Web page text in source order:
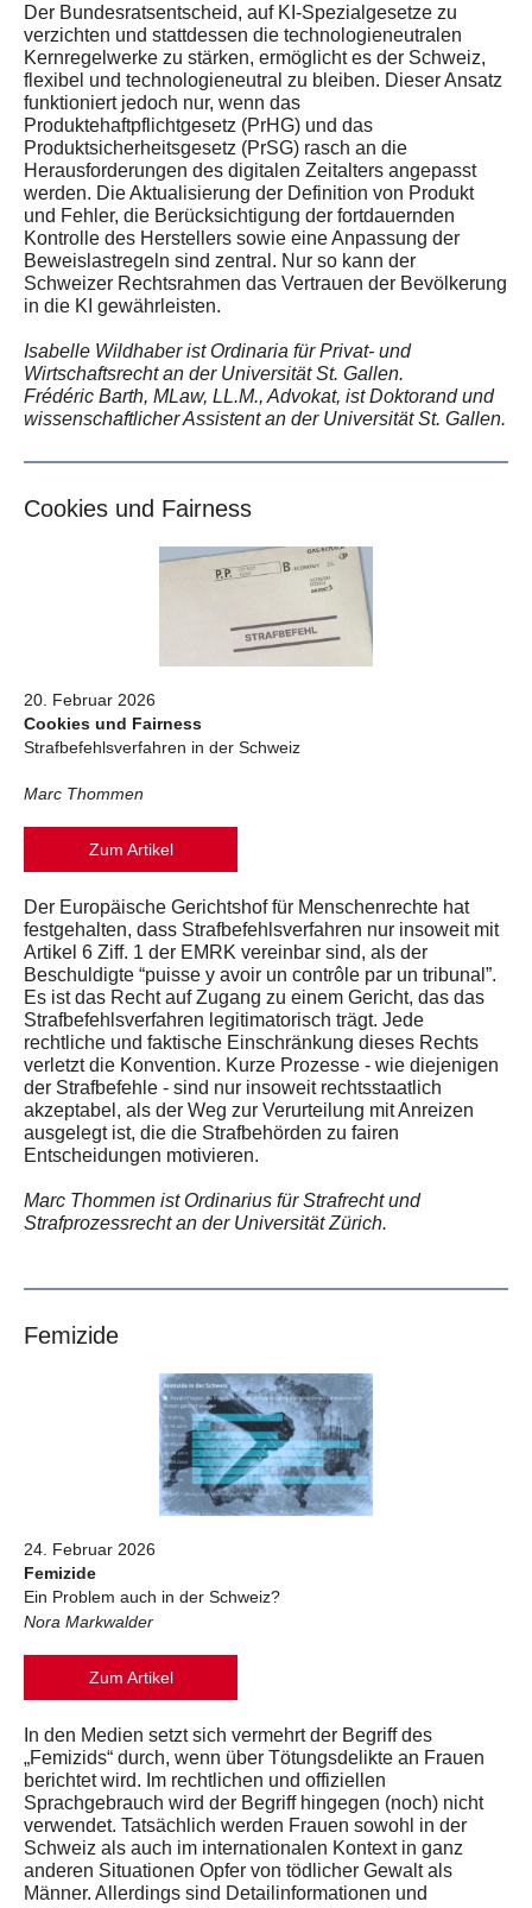
Der Bundesratsentscheid, auf KI-Spezialgesetze zu
verzichten und stattdessen die technologieneutralen
Kernregelwerke zu stärken, ermöglicht es der Schweiz,
flexibel und technologieneutral zu bleiben. Dieser Ansatz
funktioniert jedoch nur, wenn das
Produktehaftpflichtgesetz (PrHG) und das
Produktsicherheitsgesetz (PrSG) rasch an die
Herausforderungen des digitalen Zeitalters angepasst
werden. Die Aktualisierung der Definition von Produkt
und Fehler, die Berücksichtigung der fortdauernden
Kontrolle des Herstellers sowie eine Anpassung der
Beweislastregeln sind zentral. Nur so kann der
Schweizer Rechtsrahmen das Vertrauen der Bevölkerung
in die KI gewährleisten.
Isabelle Wildhaber ist Ordinaria für Privat- und
Wirtschaftsrecht an der Universität St. Gallen.
Frédéric Barth, MLaw, LL.M., Advokat, ist Doktorand und
wissenschaftlicher Assistent an der Universität St. Gallen.
Cookies und Fairness
20. Februar 2026
Cookies und Fairness
Strafbefehlsverfahren in der Schweiz
Marc Thommen
Zum Artikel
Der Europäische Gerichtshof für Menschenrechte hat
festgehalten, dass Strafbefehlsverfahren nur insoweit mit
Artikel 6 Ziff. 1 der EMRK vereinbar sind, als der
Beschuldigte “puisse y avoir un contrôle par un tribunal”.
Es ist das Recht auf Zugang zu einem Gericht, das das
Strafbefehlsverfahren legitimatorisch trägt. Jede
rechtliche und faktische Einschränkung dieses Rechts
verletzt die Konvention. Kurze Prozesse - wie diejenigen
der Strafbefehle - sind nur insoweit rechtsstaatlich
akzeptabel, als der Weg zur Verurteilung mit Anreizen
ausgelegt ist, die die Strafbehörden zu fairen
Entscheidungen motivieren.
Marc Thommen ist Ordinarius für Strafrecht und
Strafprozessrecht an der Universität Zürich.
Femizide
24. Februar 2026
Femizide
Ein Problem auch in der Schweiz?
Nora Markwalder
Zum Artikel
In den Medien setzt sich vermehrt der Begriff des
„Femizids“ durch, wenn über Tötungsdelikte an Frauen
berichtet wird. Im rechtlichen und offiziellen
Sprachgebrauch wird der Begriff hingegen (noch) nicht
verwendet. Tatsächlich werden Frauen sowohl in der
Schweiz als auch im internationalen Kontext in ganz
anderen Situationen Opfer von tödlicher Gewalt als
Männer. Allerdings sind Detailinformationen und